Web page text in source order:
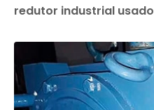
redutor industrial usado